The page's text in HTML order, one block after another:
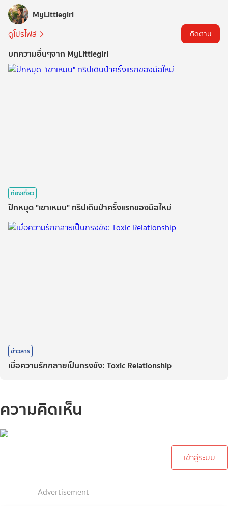
MyLittlegirl
ดูโปรไฟล์ ติดตาม
บทความอื่นๆจาก MyLittlegirl
ท่องเที่ยว
ปักหมุด "เขาเหมน" ทริปเดินป่าครั้งแรกของมือใหม่
ข่าวสาร
เมื่อความรักกลายเป็นกรงขัง: Toxic Relationship
ความคิดเห็น
เข้าสู่ระบบ
Advertisement